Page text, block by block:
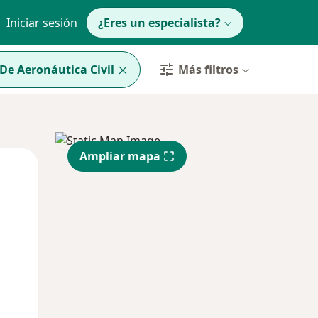
Iniciar sesión ¿Eres un especialista?
Aeronáutica Civil Más filtros
Jue Vie
Ampliar mapa